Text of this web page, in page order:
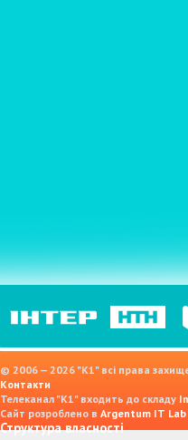
© 2006 — 2026 "K1" всі права
Контакти
Телеканал "К1" входить до складу
Сайт розроблено в Argentum IT Lab
Структура власності